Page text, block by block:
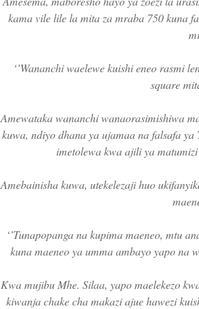
kama vile lile la mita za mraba 750 kuna
‘’Wananchi waelewe kuishi eneo rasmi
square
Amewataka wananchi wanaorasimishiwa
kuwa, ndiyo dhana ya ujamaa na falsafa ya
imetolewa kwa ajili ya
Amebainisha kuwa, utekelezaji huo
‘’Tunapopanga na kupima maeneo, mtu
kuna maeneo ya umma ambayo yapo na
Kwa mujibu Mhe. Silaa, yapo maelekezo
kiwanja chake cha makazi ajue hawezi